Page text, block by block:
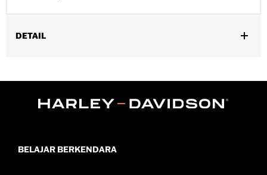
DETAIL
Material:Billet
d.com/warrantyfor full details
BELAJAR BERKENDARA